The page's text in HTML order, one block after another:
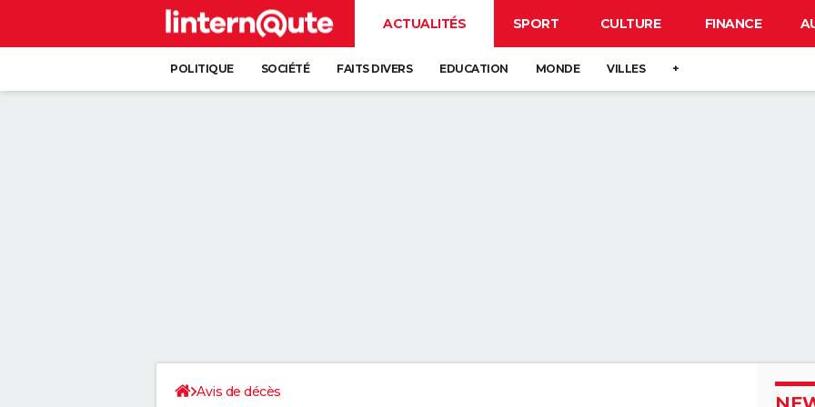
ACTUALITÉS SPORT CULTURE FINANCE
POLITIQUE SOCIÉTÉ FAITS DIVERS EDUCATION MONDE VILLES +
Avis de décès